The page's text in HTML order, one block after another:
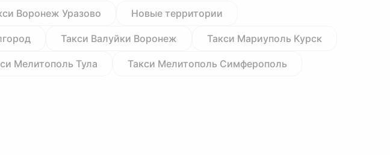
Воронеж Уразово Новые территории
Такси Валуйки Воронеж Такси Мариуполь Курск
Мелитополь Тула Такси Мелитополь Симферополь